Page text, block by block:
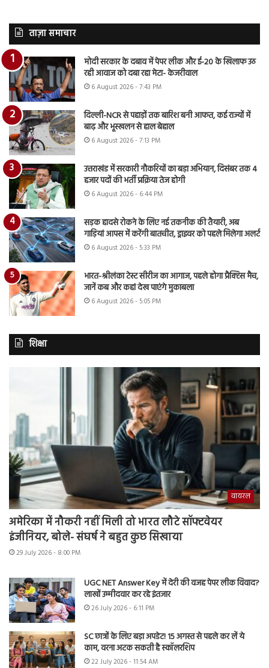
ताज़ा समाचार
मोदी सरकार के दबाव में पेपर लीक और ई-20 के खिलाफ उठ
रही आवाज को दबा रहा मेटा- केजरीवाल
6 August 2026 - 7:43 PM
दिल्ली-NCR से पहाड़ों तक बारिश बनी आफत, कई राज्यों में
बाढ़ और भूस्खलन से हाल बेहाल
6 August 2026 - 7:13 PM
उत्तराखंड में सरकारी नौकरियों का बड़ा अभियान, दिसंबर तक 4
हजार पदों की भर्ती प्रक्रिया तेज होगी
6 August 2026 - 6:44 PM
सड़क हादसे रोकने के लिए नई तकनीक की तैयारी, अब
गाड़ियां आपस में करेंगी बातचीत, ड्राइवर को पहले मिलेगा अलर्ट
6 August 2026 - 5:33 PM
भारत-श्रीलंका टेस्ट सीरीज का आगाज, पहले होगा प्रैक्टिस मैच,
जानें कब और कहां देख पाएंगे मुकाबला
6 August 2026 - 5:05 PM
शिक्षा
वायरल
अमेरिका में नौकरी नहीं मिली तो भारत लौटे सॉफ्टवेयर
इंजीनियर, बोले- संघर्ष ने बहुत कुछ सिखाया
29 July 2026 - 8:00 PM
UGC NET Answer Key में देरी की वजह पेपर लीक विवाद?
लाखों उम्मीदवार कर रहे इंतजार
26 July 2026 - 6:11 PM
SC छात्रों के लिए बड़ा अपडेट! 15 अगस्त से पहले कर लें ये
काम, वरना अटक सकती है स्कॉलरशिप
22 July 2026 - 11:54 AM